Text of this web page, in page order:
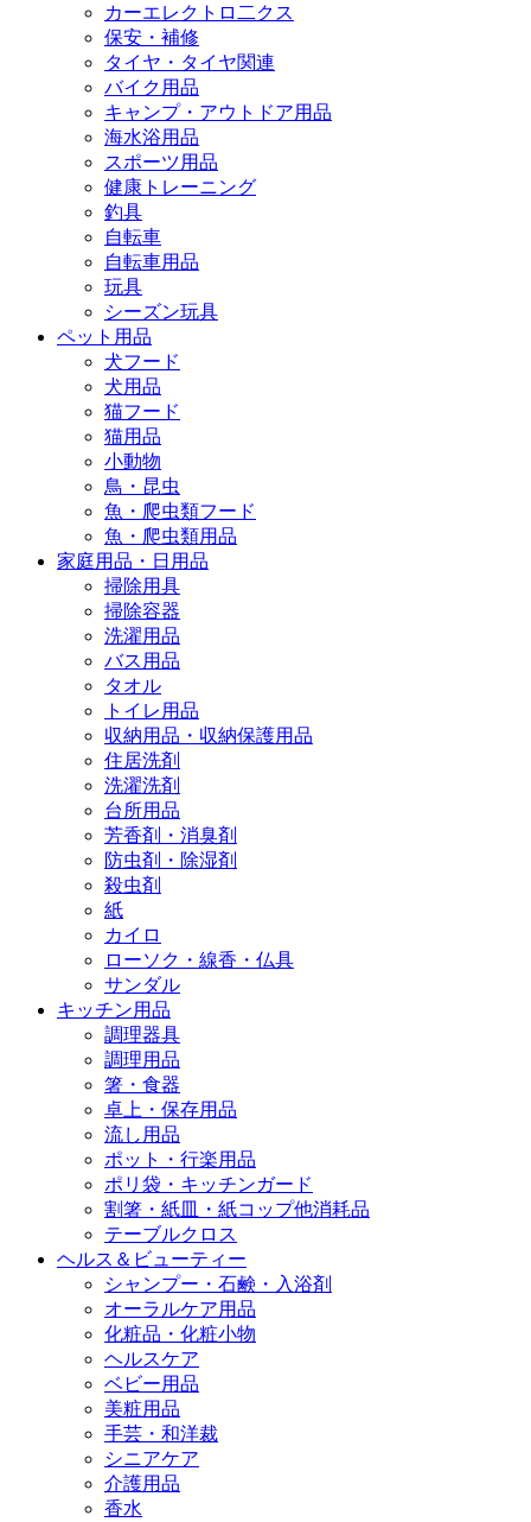
カーエレクトロ二クス
保安・補修
タイヤ・タイヤ関連
バイク用品
キャンプ・アウトドア用品
海水浴用品
スポーツ用品
健康トレーニング
釣具
自転車
自転車用品
玩具
シーズン玩具
ペット用品
犬フード
犬用品
猫フード
猫用品
小動物
鳥・昆虫
魚・爬虫類フード
魚・爬虫類用品
家庭用品・日用品
掃除用具
掃除容器
洗濯用品
バス用品
タオル
トイレ用品
収納用品・収納保護用品
住居洗剤
洗濯洗剤
台所用品
芳香剤・消臭剤
防虫剤・除湿剤
殺虫剤
紙
カイロ
ローソク・線香・仏具
サンダル
キッチン用品
調理器具
調理用品
箸・食器
卓上・保存用品
流し用品
ポット・行楽用品
ポリ袋・キッチンガード
割箸・紙皿・紙コップ他消耗品
テーブルクロス
ヘルス＆ビューティー
シャンプー・石鹸・入浴剤
オーラルケア用品
化粧品・化粧小物
ヘルスケア
ベビー用品
美粧用品
手芸・和洋裁
シニアケア
介護用品
香水